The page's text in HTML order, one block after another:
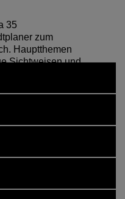
35
zum
Hauptthemen
Sichtweisen und
Planen.